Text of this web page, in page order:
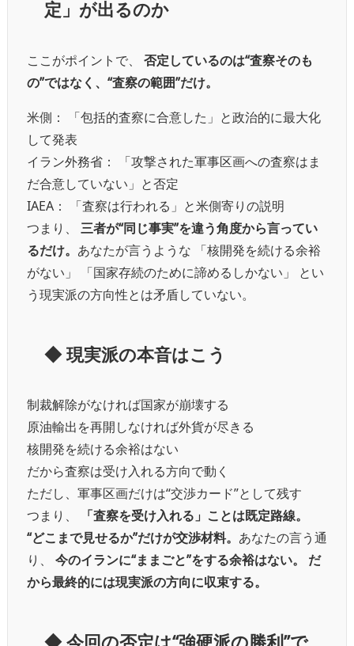
定」が出るのか
ここがポイントで、 否定しているのは“査察そのも
の”ではなく、“査察の範囲”だけ。
米側： 「包括的査察に合意した」と政治的に最大化
して発表
イラン外務省： 「攻撃された軍事区画への査察はま
だ合意していない」と否定
IAEA： 「査察は行われる」と米側寄りの説明
つまり、 三者が“同じ事実”を違う角度から言ってい
るだけ。 あなたが言うような 「核開発を続ける余裕
がない」 「国家存続のために諦めるしかない」 とい
う現実派の方向性とは矛盾していない。
◆現実派の本音はこう
制裁解除がなければ国家が崩壊する
原油輸出を再開しなければ外貨が尽きる
核開発を続ける余裕はない
だから査察は受け入れる方向で動く
ただし、軍事区画だけは“交渉カード”として残す
つまり、
「査察を受け入れる」ことは既定路線。
“どこまで見せるか”だけが交渉材料。 あなたの言う通
り、 今のイランに“ままごと”をする余裕はない。
だ
から最終的には現実派の方向に収束する。